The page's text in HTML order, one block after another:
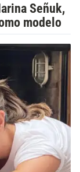
Señuk,
modelo